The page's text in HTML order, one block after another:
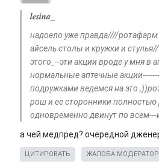
lesina_
надоело уже правда////ротафарм
айсель столы и кружки и
этого_--эти акции вроде у мня в
нормальные аптечные
подружками ведемся на это
рош и ее сторонники
одновременно двинут по всем---
а чей медпред? очередной
ЦИТИРОВАТЬ ЖАЛОБА